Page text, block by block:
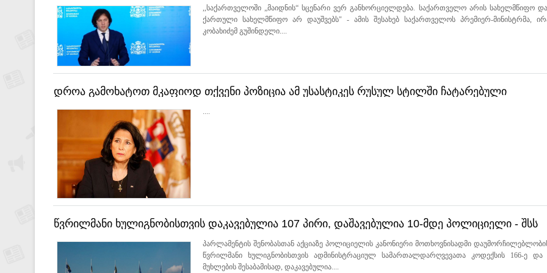
,,საქართველოში „მაიდნის“ სცენარი ვერ განხორციელდება. საქართველო არის სახელმწიფო და
ქართული სახელმწიფო არ დაუშვებს" - ამის შესახებ საქართველოს პრემიერ-მინისტრმა,
კობახიძემ გუშინდელი....
დროა გამოხატოთ მკაფიოდ თქვენი პოზიცია ამ უსასტიკეს რუსულ სტილში ჩატარებული
სპეცოპერაციების გამო - ზურაბიშვილი
წვრილმანი ხულიგნობისთვის დაკავებულია 107 პირი, დაშავებულია 10-მდე პოლიციელი - შსს
პარლამენტის შენობასთან აქციაზე პოლიციელის კანონიერი მოთხოვნისადმი
წვრილმანი ხულიგნობისთვის ადმინისტრაციულ სამართალდარღვევათა კოდექსის 166-ე და
მუხლების შესაბამისად, დაკავებულია....